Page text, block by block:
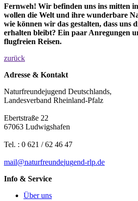
Fernweh! Wir befinden uns ins mitten
wollen die Welt und ihre wunderbare
wie können wir das gestalten, dass uns
erhalten bleibt? Ein paar Anregungen
flugfreien Reisen.
zurück
Adresse & Kontakt
Naturfreundejugend Deutschlands,
Landesverband Rheinland-Pfalz
Ebertstraße 22
67063 Ludwigshafen
Tel. : 0 621 / 62 46 47
mail@naturfreundejugend-rlp.de
Info & Service
Über uns